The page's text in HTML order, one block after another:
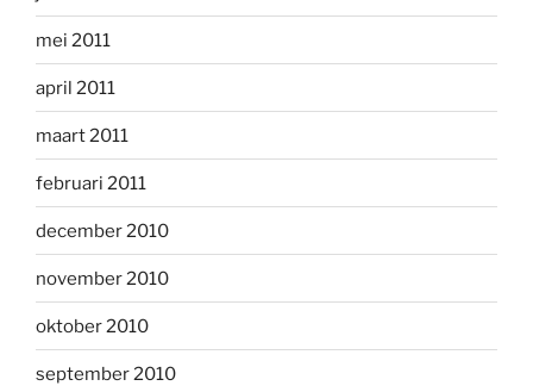
mei 2011
april 2011
maart 2011
februari 2011
december 2010
november 2010
oktober 2010
september 2010